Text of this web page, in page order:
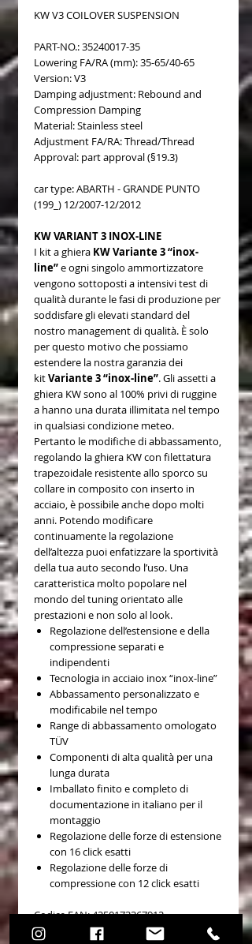
KW V3 COILOVER SUSPENSION
PART-NO.: 35240017-35
Lowering FA/RA (mm): 35-65/40-65
Version: V3
Damping adjustment: Rebound and
Compression Damping
Material: Stainless steel
Adjustment FA/RA: Thread/Thread
Approval: part approval (§19.3)
car type: ABARTH - GRANDE PUNTO
(199_) 12/2007-12/2012
KW VARIANT 3 INOX-LINE
I kit a ghiera KW Variante 3 “inox-
line”e ogni singolo ammortizzatore
vengono sottoposti a intensivi test di
qualità durante le fasi di produzione per
soddisfare gli elevati standard del
nostro management di qualità. È solo
per questo motivo che possiamo
estendere la nostra garanzia dei
kitVariante 3 “inox-line”. Gli assetti a
ghiera KW sono al 100% privi di ruggine
a hanno una durata illimitata nel tempo
in qualsiasi condizione meteo.
Pertanto le modifiche di abbassamento,
regolando la ghiera KW con filettatura
trapezoidale resistente allo sporco su
collare in composito con inserto in
acciaio, è possibile anche dopo molti
anni. Potendo modificare
continuamente la regolazione
dell’altezza puoi enfatizzare la sportività
della tua auto secondo l’uso. Una
caratteristica molto popolare nel
mondo del tuning orientato alle
prestazioni e non solo al look.
Regolazione dell’estensione e della
compressione separati e
indipendenti
Tecnologia in acciaio inox “inox-line”
Abbassamento personalizzato e
modificabile nel tempo
Range di abbassamento omologato
TÜV
Componenti di alta qualità per una
lunga durata
Imballato finito e completo di
documentazione in italiano per il
montaggio
Regolazione delle forze di estensione
con 16 click esatti
Regolazione delle forze di
compressione con 12 click esatti
Codice EAN: 4250173367912